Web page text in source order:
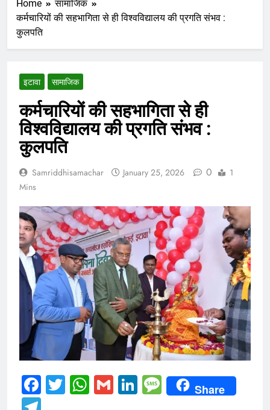
Home
सामाजिक
कर्मचारियों की सहभागिता से ही विश्वविद्यालय की प्रगति संभव :
कुलपति
इटावा सामाजिक
कर्मचारियों की सहभागिता से ही
विश्वविद्यालय की प्रगति संभव :
कुलपति
Samriddhisamachar January 25, 2026 0
1
Mins
Facebook
Twitter
WhatsApp
GmailLinkedIn
Message
Share